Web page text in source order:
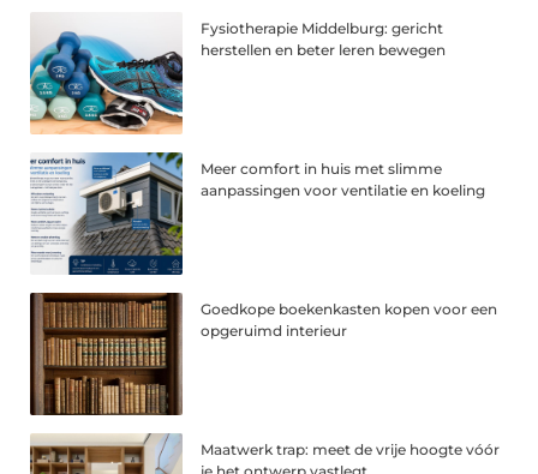
Fysiotherapie Middelburg: gericht
herstellen en beter leren bewegen
Meer comfort in huis met slimme
aanpassingen voor ventilatie en koeling
Goedkope boekenkasten kopen voor een
opgeruimd interieur
Maatwerk trap: meet de vrije hoogte vóór